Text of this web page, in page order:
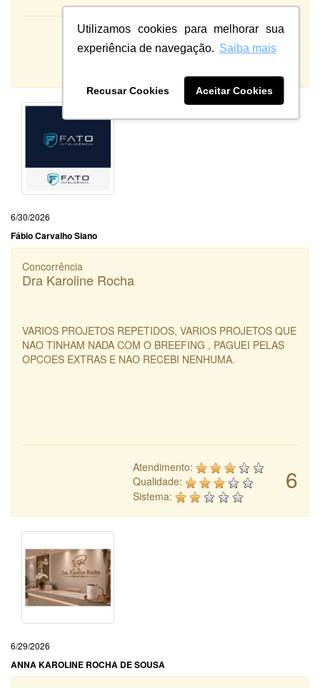
Utilizamos cookies para melhorar sua
experiência de navegação. Saiba mais
Recusar Cookies Aceitar Cookies
10
Qualidade:
6/30/2026
Fábio Carvalho Siano
Concorrência
Dra Karoline Rocha
VARIOS PROJETOS REPETIDOS, VARIOS PROJETOS QUE
NAO TINHAM NADA COM O BREEFING , PAGUEI PELAS
OPCOES EXTRAS E NAO RECEBI NENHUMA.
6
Atendimento:
Qualidade:
Sistema:
6/29/2026
ANNA KAROLINE ROCHA DE SOUSA